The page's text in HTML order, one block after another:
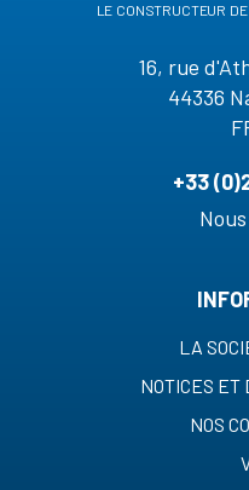
le constructeur
16, rue
44336
+33
LA
NOTICES ET
NOS